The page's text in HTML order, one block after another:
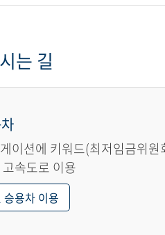
는 길
이션에 키워드(최저임금위
속도로 이용
승용차 이용